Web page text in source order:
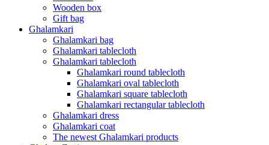
Wooden box
Gift bag
Ghalamkari
Ghalamkari bag
Ghalamkari tablecloth
Ghalamkari tablecloth
Ghalamkari round tablecloth
Ghalamkari oval tablecloth
Ghalamkari square tablecloth
Ghalamkari rectangular tablecloth
Ghalamkari dress
Ghalamkari coat
The newest Ghalamkari products